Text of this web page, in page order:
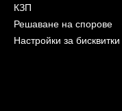
КЗП
Решаване на спорове
Настройки за бисквитки